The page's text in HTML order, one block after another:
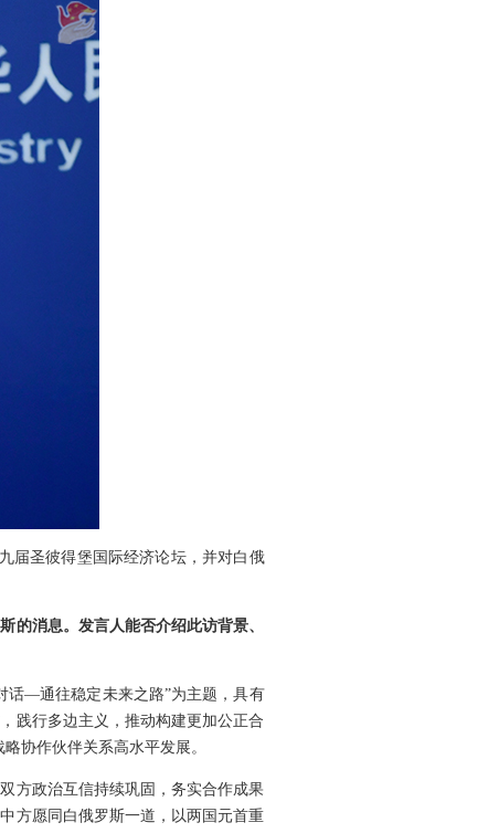
届圣彼得堡国际经济论坛，并对白俄
的消息。发言人能否介绍此访背景、
话—通往稳定未来之路”为主题，具有
践行多边主义，推动构建更加公正合
协作伙伴关系高水平发展。
方政治互信持续巩固，务实合作成果
方愿同白俄罗斯一道，以两国元首重